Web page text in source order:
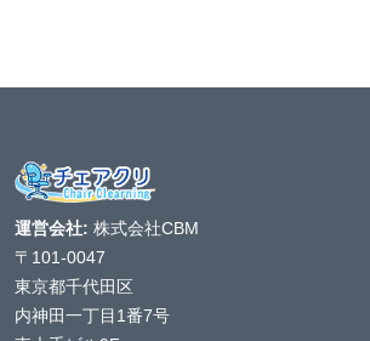
運営会社: 株式会社CBM
〒101-0047
東京都千代田区
内神田一丁目1番7号